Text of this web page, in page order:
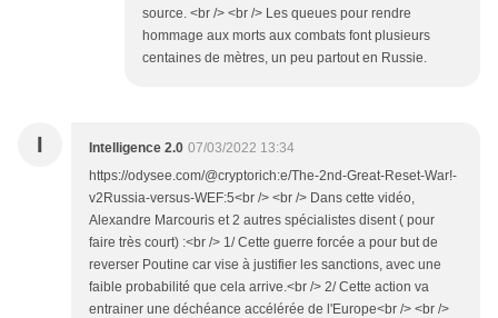
source. <br /> <br /> Les queues pour rendre
hommage aux morts aux combats font plusieurs
centaines de mètres, un peu partout en Russie.
I Intelligence 2.0 07/03/2022 13:34
https://odysee.com/@cryptorich:e/The-2nd-Great-Reset-War!-
v2Russia-versus-WEF:5<br /> <br /> Dans cette vidéo,
Alexandre Marcouris et 2 autres spécialistes disent ( pour
faire très court) :<br /> 1/ Cette guerre forcée a pour but de
reverser Poutine car vise à justifier les sanctions, avec une
faible probabilité que cela arrive.<br /> 2/ Cette action va
entrainer une déchéance accélérée de l'Europe<br /> <br />